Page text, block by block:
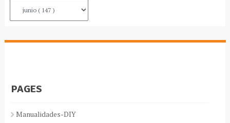
PAGES
Manualidades-DIY